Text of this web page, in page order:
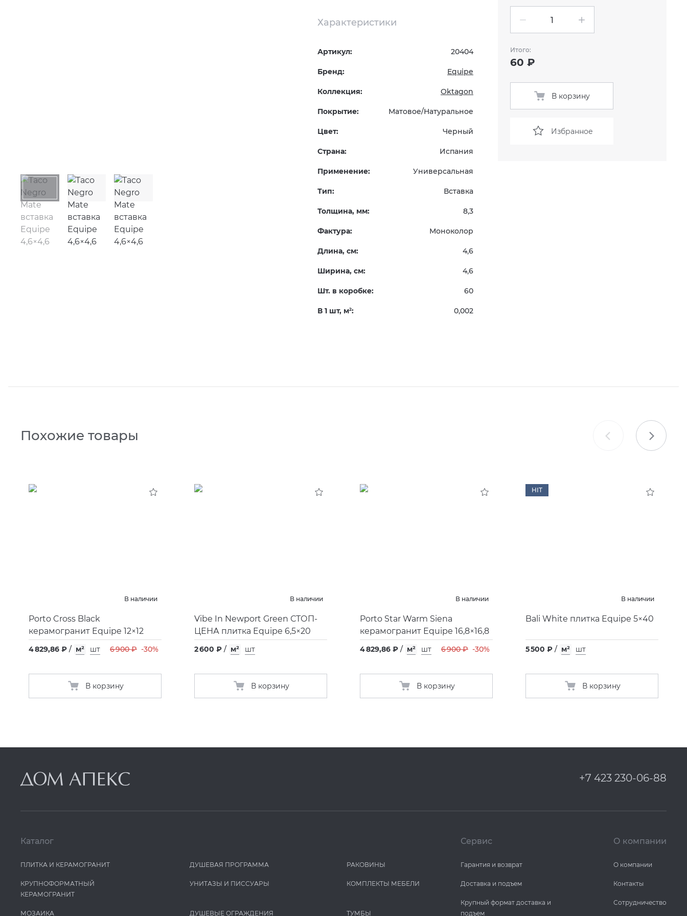
Характеристики
Артикул: 20404
Бренд: Equipe
Коллекция: Oktagon
Покрытие: Матовое/Натуральное
Цвет: Черный
Страна: Испания
Применение: Универсальная
Тип: Вставка
Толщина, мм: 8,3
Фактура: Моноколор
Длина, см: 4,6
Ширина, см: 4,6
Шт. в коробке: 60
В 1 шт, м2: 0,002
Итого:
60 ₽
В корзину
Избранное
Похожие товары
В наличии
Porto Cross Black
керамогранит Equipe 12×12
4 829,86 ₽ / м² шт 6 900 ₽ -30%
В корзину
В наличии
Vibe In Newport Green СТОП-
ЦЕНА плитка Equipe 6,5×20
2 600 ₽ / м² шт
В корзину
В наличии
Porto Star Warm Siena
керамогранит Equipe 16,8×16,8
4 829,86 ₽ / м² шт 6 900 ₽ -30%
В корзину
HIT
В наличии
Bali White плитка Equipe 5×40
5 500 ₽ / м² шт
В корзину
+7 423 230-06-88
Каталог
ПЛИТКА И КЕРАМОГРАНИТ
КРУПНОФОРМАТНЫЙ
КЕРАМОГРАНИТ
МОЗАИКА
ДУШЕВАЯ ПРОГРАММА
УНИТАЗЫ И ПИCCУАРЫ
ДУШЕВЫЕ ОГРАЖДЕНИЯ
РАКОВИНЫ
КОМПЛЕКТЫ МЕБЕЛИ
ТУМБЫ
Сервис
Гарантия и возврат
Доставка и подъем
Крупный формат доставка и
подъем
О компании
О компании
Контакты
Сотрудничество